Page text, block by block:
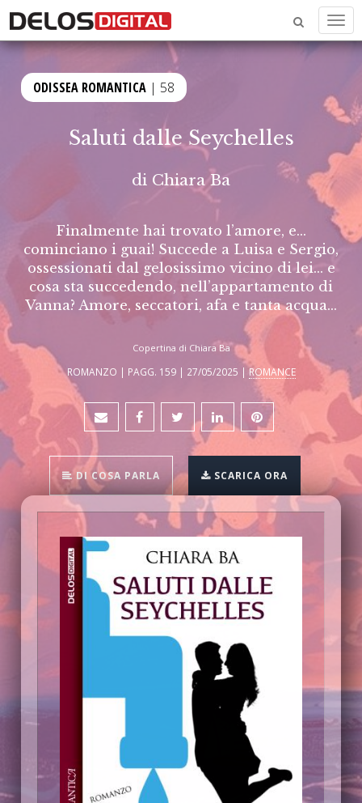
ODISSEA ROMANTICA | 58
Saluti dalle Seychelles
di Chiara Ba
Finalmente hai trovato l’amore, e…
cominciano i guai! Succede a Luisa e Sergio,
ossessionati dal gelosissimo vicino di lei… e
cosa sta succedendo, nell’appartamento di
Vanna? Amore, seccatori, afa e tanta acqua...
Copertina di Chiara Ba
ROMANZO | PAGG. 159 | 27/05/2025 | ROMANCE
DI COSA PARLA SCARICA ORA